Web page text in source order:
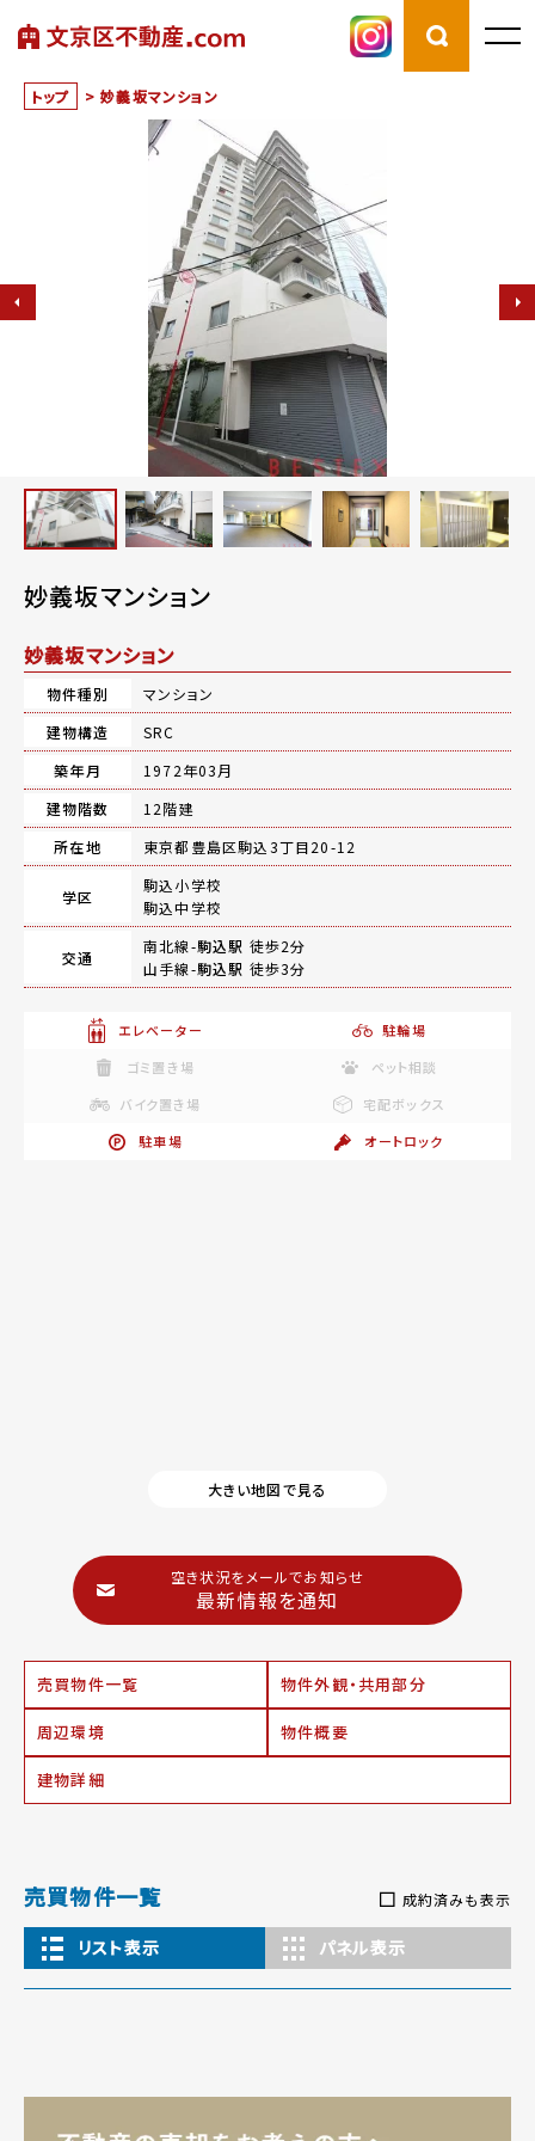
トップ > 妙義坂マンション
妙義坂マンション
妙義坂マンション
物件種別
マンション
建物構造
SRC
築年月
1972年03月
建物階数
12階建
所在地
東京都豊島区駒込3丁目20-12
学区
駒込小学校
駒込中学校
交通
南北線-駒込駅 徒歩2分
山手線-駒込駅 徒歩3分
エレベーター
駐輪場
ゴミ置き場
ペット相談
バイク置き場
宅配ボックス
駐車場
オートロック
大きい地図で見る
空き状況をメールでお知らせ
最新情報を通知
売買物件一覧 物件外観・共用部分
周辺環境 物件概要
建物詳細
売買物件一覧 成約済みも表示
リスト表示 パネル表示